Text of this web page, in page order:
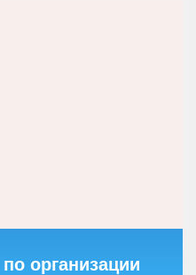
организации